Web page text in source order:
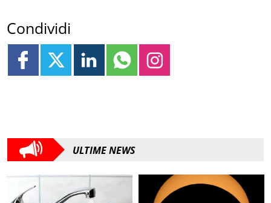
Condividi
ULTIME NEWS